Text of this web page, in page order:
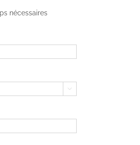
nécessaires
